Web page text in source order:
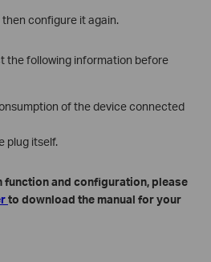
then configure it again.
the following information before
of the device connected
plug itself.
function and configuration, please
to download the manual for your